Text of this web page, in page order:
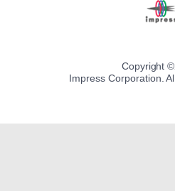
Copyright ©
Impress Corporation.